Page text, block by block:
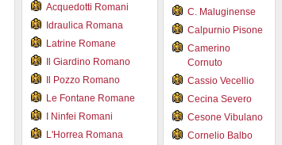
Acquedotti Romani
Idraulica Romana
Latrine Romane
Il Giardino Romano
Il Pozzo Romano
Le Fontane Romane
I Ninfei Romani
L'Horrea Romana
C. Maluginense
Calpurnio Pisone
Camerino
Cornuto
Cassio Vecellio
Cecina Severo
Cesone Vibulano
Cornelio Balbo